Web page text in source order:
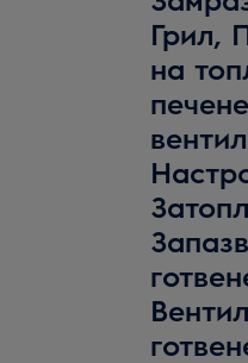
Грил,
на